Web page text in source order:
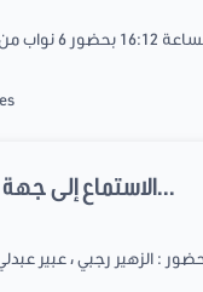
الاستماع إلى جهة المبادرة التشريعية حول مقترح القانون عدد 2017/54 المتعلق بتعديل الفصل 15 من...